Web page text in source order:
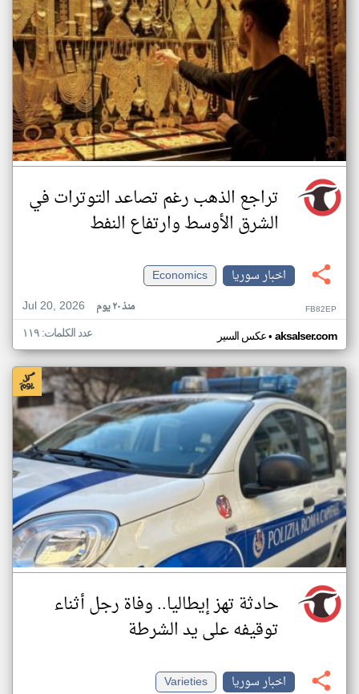
تراجع الذهب رغم تصاعد التوترات في
الشرق الأوسط وارتفاع النفط
اخبار سوريا
Economics
Jul 20, 2026
منذ ٢٠ يوم FB82EP
عكس السير• aksalser.com عدد الكلمات: ١١٩
حادثة تهز إيطاليا.. وفاة رجل أثناء
توقيفه على يد الشرطة
اخبار سوريا
Varieties